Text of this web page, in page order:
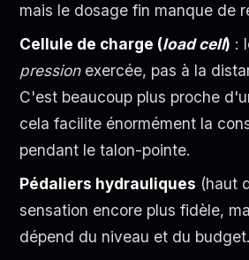
mais le dosage fin manque de
Cellule de charge (load cell) :
pressionexercée, pas à la
C'est beaucoup plus proche
cela facilite énormément la
pendant le talon-pointe.
Pédaliers hydrauliques (haut
sensation encore plus fidèle,
dépend du niveau et du budget.